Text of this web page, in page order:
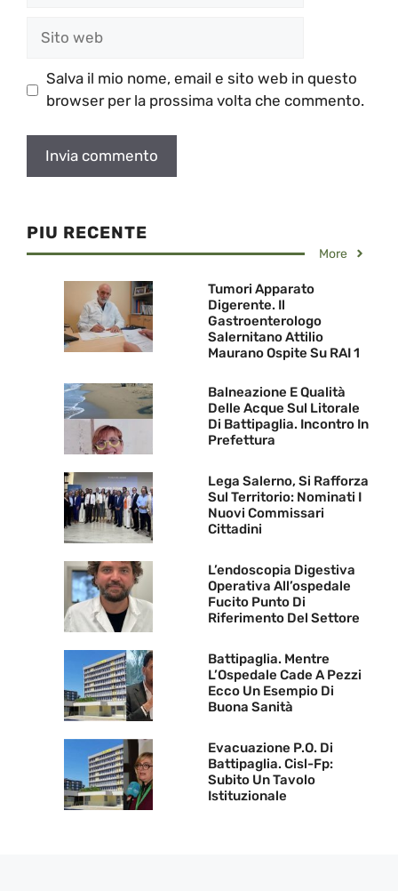
Salva il mio nome, email e sito web in questo
browser per la prossima volta che commento.
PIU RECENTE
More
Tumori Apparato
Digerente. Il
Gastroenterologo
Salernitano Attilio
Maurano Ospite Su RAI 1
Balneazione E Qualità
Delle Acque Sul Litorale
Di Battipaglia. Incontro In
Prefettura
Lega Salerno, Si Rafforza
Sul Territorio: Nominati I
Nuovi Commissari
Cittadini
L’endoscopia Digestiva
Operativa All’ospedale
Fucito Punto Di
Riferimento Del Settore
Battipaglia. Mentre
L’Ospedale Cade A Pezzi
Ecco Un Esempio Di
Buona Sanità
Evacuazione P.O. Di
Battipaglia. Cisl-Fp:
Subito Un Tavolo
Istituzionale